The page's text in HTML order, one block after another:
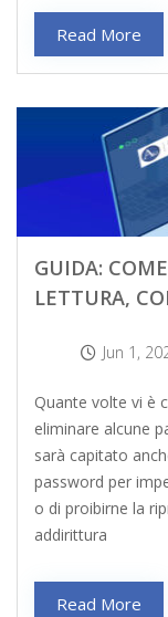
Read More
GUIDA:
LETTURA,
Jun 1,
Quante volte vi è
eliminare alcune
sarà capitato
password per
o di proibirne la
addirittura
Read More